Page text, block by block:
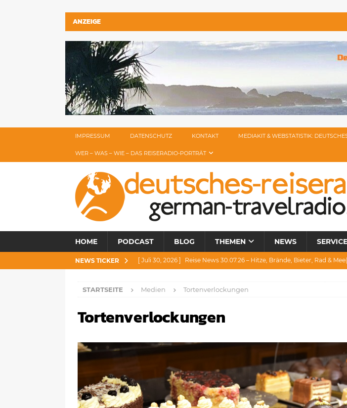
ANZEIGE
IMPRESSUM DATENSCHUTZ KONTAKT MEDIAKIT & WEBSTATISTIK:
WER – WAS – WIE – DAS REISERADIO-PORTRÄT
HOME PODCAST BLOG THEMEN NEWS SERVICE
NEWS TICKER [ Juli 30, 2026 ] Reise News 30.07.26 – Hitze, Brände, Bieter, Rad &
[ Juli 23, 2026 ] Reise News 23.07.26 – Condor, Scooter, Brände,
[ Juli 21, 2026 ]
Reise News 04.08.26 – Katastrophen und Witze
STARTSEITE Medien Tortenverlockungen
Tortenverlockungen